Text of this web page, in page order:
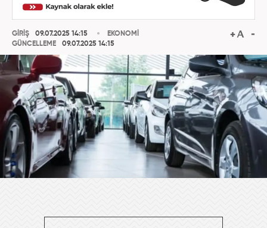
GİRİŞ
09.07.2025 14:15
GÜNCELLEME
09.07.2025 14:15
EKONOMİ